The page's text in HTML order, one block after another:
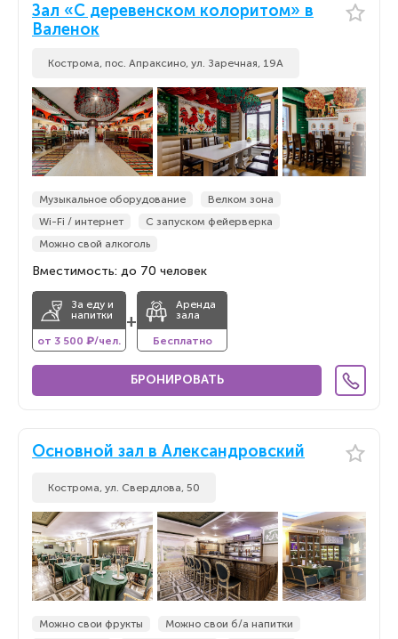
Зал «С деревенском колоритом» в
Валенок
Кострома, пос. Апраксино, ул. Заречная, 19А
Музыкальное оборудование
Велком зона
Wi-Fi / интернет
С запуском фейерверка
Можно свой алкоголь
Вместимость: до 70 человек
За еду и
напитки
от 3 500 ₽/чел.
+
Аренда
зала
Бесплатно
БРОНИРОВАТЬ
Основной зал в Александровский
Кострома, ул. Свердлова, 50
Можно свои фрукты
Можно свои б/а напитки